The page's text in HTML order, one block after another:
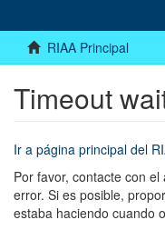
RIAA Principal
Timeout
Ir a página principal del
Por favor, contacte con
error. Si es posible,
estaba haciendo cuando